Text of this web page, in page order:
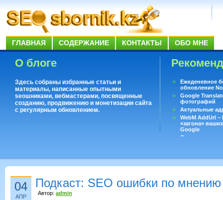
ГЛАВНАЯ СОДЕРЖАНИЕ КОНТАКТЫ ОБО МНЕ
О блоге
Здесь собраны избранные статьи и
материалы, написанные опытными
seoшниками, вебмастерами, посвященные
созданию, продвижению и монетизации сайта
с регулярным обновлением.
Ежеденевное
обновление
Google
фотографий
Актуальные
WebM AddUrl
«загона»
Google
Существует
04
АПР
Подкаст: SEO ошибки по мнению
Автор: admin